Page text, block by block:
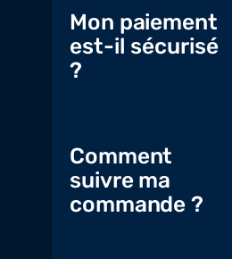
Mon paiement
est-il sécurisé
?
Comment
suivre ma
commande ?